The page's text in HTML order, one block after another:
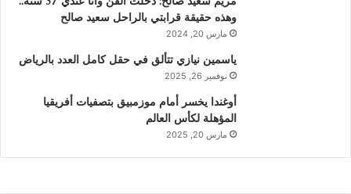
وهذه حقيقة قرابتي بالراحل سعيد صالح
مارس 20, 2024
ياسمين نيازي تتألق في حقل كامل العدد بالرياض
نوفمبر 26, 2025
أوغندا يخسر أمام موزمبيق بتصفيات أفريقيا
المؤهلة لكأس العالم
مارس 20, 2025